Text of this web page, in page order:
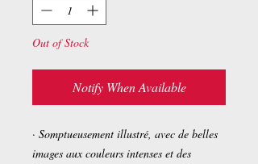
Out of Stock
Notify When Available
· Somptueusement illustré, avec de belles
images aux couleurs intenses et des